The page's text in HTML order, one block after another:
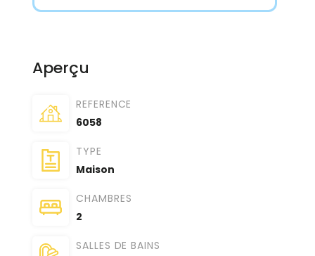
Aperçu
REFERENCE
6058
TYPE
Maison
CHAMBRES
2
SALLES DE BAINS